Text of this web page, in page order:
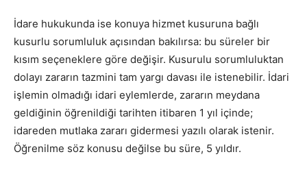
İdare hukukunda ise konuya hizmet kusuruna bağlı
kusurlu sorumluluk açısından bakılırsa: bu süreler bir
kısım seçeneklere göre değişir. Kusurulu sorumluluktan
dolayı zararın tazmini tam yargı davası ile istenebilir. İdari
işlemin olmadığı idari eylemlerde, zararın meydana
geldiğinin öğrenildiği tarihten itibaren 1 yıl içinde;
idareden mutlaka zararı gidermesi yazılı olarak istenir.
Öğrenilme söz konusu değilse bu süre, 5 yıldır.